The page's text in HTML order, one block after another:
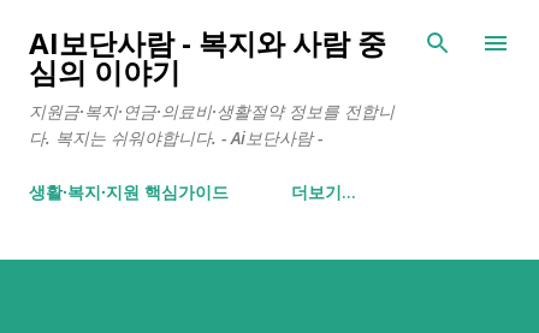
기본 콘텐츠로 건너뛰기
AI보단사람 - 복지와 사람 중
심의 이야기
지원금·복지·연금·의료비·생활절약 정보를 전합니
다. 복지는 쉬워야합니다. - Ai보단사람 -
생활∙복지∙지원 핵심가이드 더보기…